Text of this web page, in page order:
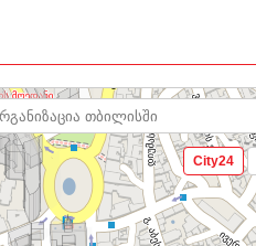
City24